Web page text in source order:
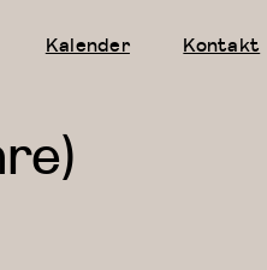
Kalender Kontakt